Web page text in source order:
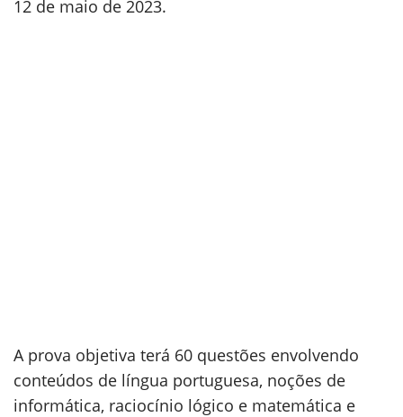
12 de maio de 2023.
A prova objetiva terá 60 questões envolvendo
conteúdos de língua portuguesa, noções de
informática, raciocínio lógico e matemática e